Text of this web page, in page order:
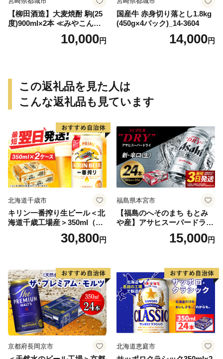
【柳田酒造】大麦焼酎 駒(25
度)900ml×2本 ≪みやこんじ
ょ特急便≫_AA-075210,000円
国産牛 赤身切り落とし1.8kg
(450g×4パック)_14-3604
14,000円
この返礼品を見た人は
こんな返礼品も見ています
北海道千歳市
キリン一番搾り生ビール＜北
海道千歳工場産＞350ml（24
30,800円
福島県本宮市
【福島のへそのまち もとみ
や産】アサヒスーパードライ
350ml×24本 合計8.4L 1ケー
ス アルコール度数5% 缶ビー
口 送料無料 カメイ 本宮市
【07214-0206】
15,000円
京都府長岡京市 北海道恵庭市